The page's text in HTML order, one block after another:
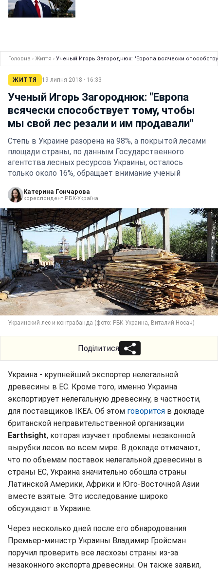
Головна › Життя › Ученый Игорь Загороднюк: "Европа всячески
ЖИТТЯ 19 липня 2018 · 16:33
Ученый Игорь Загороднюк: "Европа
всячески способствует тому, чтобы
мы свой лес резали и им продавали"
Степь в Украине разорена на 98%, а покрытой лесами
площади страны, по данным Государственного
агентства лесных ресурсов Украины, осталось
только около 16%, обращает внимание ученый
Катерина Гончарова
кореспондент РБК-Україна
Украинский лес и контрабанда (фото: РБК-Украина, Виталий Носач)
Поділитися
Украина - крупнейший экспортер нелегальной
древесины в ЕС. Кроме того, именно Украина
экспортирует нелегальную древесину, в частности,
для поставщиков IKEA. Об этом говорится в докладе
британской неправительственной организации
Earthsight, которая изучает проблемы незаконной
вырубки лесов во всем мире. В докладе отмечают,
что по объемам поставок нелегальной древесины в
страны ЕС, Украина значительно обошла страны
Латинской Америки, Африки и Юго-Восточной Азии
вместе взятые. Это исследование широко
обсуждают в Украине.
Через несколько дней после его обнародования
Премьер-министр Украины Владимир Гройсман
поручил проверить все лесхозы страны из-за
незаконного экспорта древесины. Он также заявил,